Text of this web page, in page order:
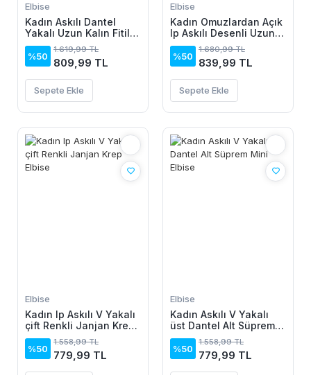
Elbise
Kadın Askılı Dantel
Yakalı Uzun Kalın Fitilli
Kaşkorse Gecelik
%50
1.619,99 TL
809,99 TL
Sepete Ekle
Elbise
Kadın Omuzlardan Açık
Ip Askılı Desenli Uzun
Süprem Elbise
%50
1.680,99 TL
839,99 TL
Sepete Ekle
Elbise
Kadın Ip Askılı V Yakalı
çift Renkli Janjan Krep
Elbise
%50
1.558,99 TL
779,99 TL
Elbise
Kadın Askılı V Yakalı
üst Dantel Alt Süprem
Mini Elbise
%50
1.558,99 TL
779,99 TL